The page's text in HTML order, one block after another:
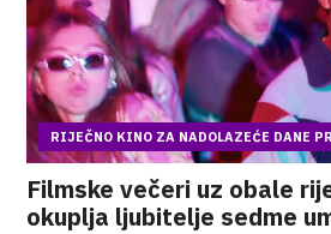
RIJEČNO KINO ZA NADOLAZEĆE DANE
Filmske večeri uz obale
okuplja ljubitelje sedme